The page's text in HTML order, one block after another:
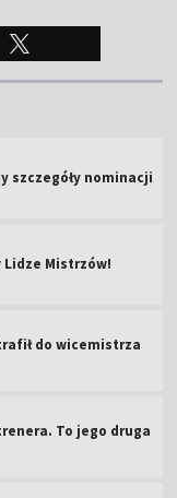
szczegóły nominacji
Lidze Mistrzów!
do wicemistrza
To jego druga